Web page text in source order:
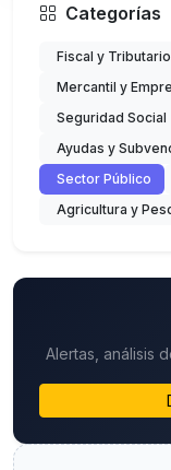
Categorías
Fiscal y Tributario
Mercantil y
Seguridad Social
Ayudas y
Sector Público
Agricultura y
Alertas, análisis